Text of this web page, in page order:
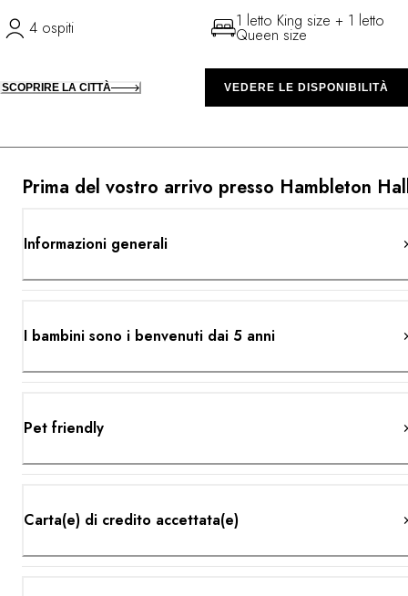
Prima del vostro arrivo presso Hambleton
Informazioni generali
I bambini sono i benvenuti dai 5 anni
Pet friendly
Carta(e) di credito accettata(e)
4 ospiti 1 letto King size + 1 letto
Queen size
SCOPRIRE LA CITTÀ VEDERE LE DISPONIBILITÀ